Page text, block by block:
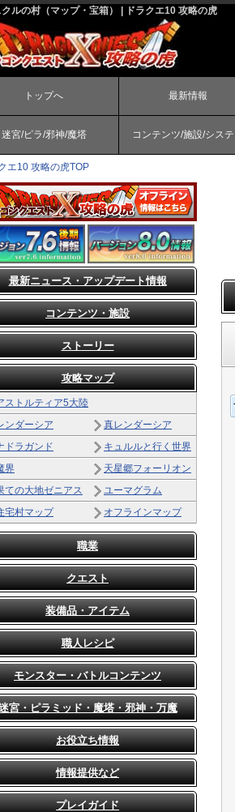
ルの村（マップ・宝箱） | ドラクエ10 攻略の虎
トップへ 最新情報
迷宮/ピラ/邪神/魔塔 コンテンツ/施設/シス
エ10 攻略の虎TOP
最新ニュース・アップデート情報
コンテンツ・施設
ストーリー
攻略マップ
ストルティア5大陸
ンダーシア
真レンダーシア
ドラガンド
キュルルと行く世界
界
天星郷フォーリオン
ての大地ゼニアス
ユーマグラム
宅村マップ
オフラインマップ
職業
クエスト
装備品・アイテム
職人レシピ
モンスター・バトルコンテンツ
宮・ピラミッド・魔塔・邪神・万魔
お役立ち情報
情報提供など
プレイガイド